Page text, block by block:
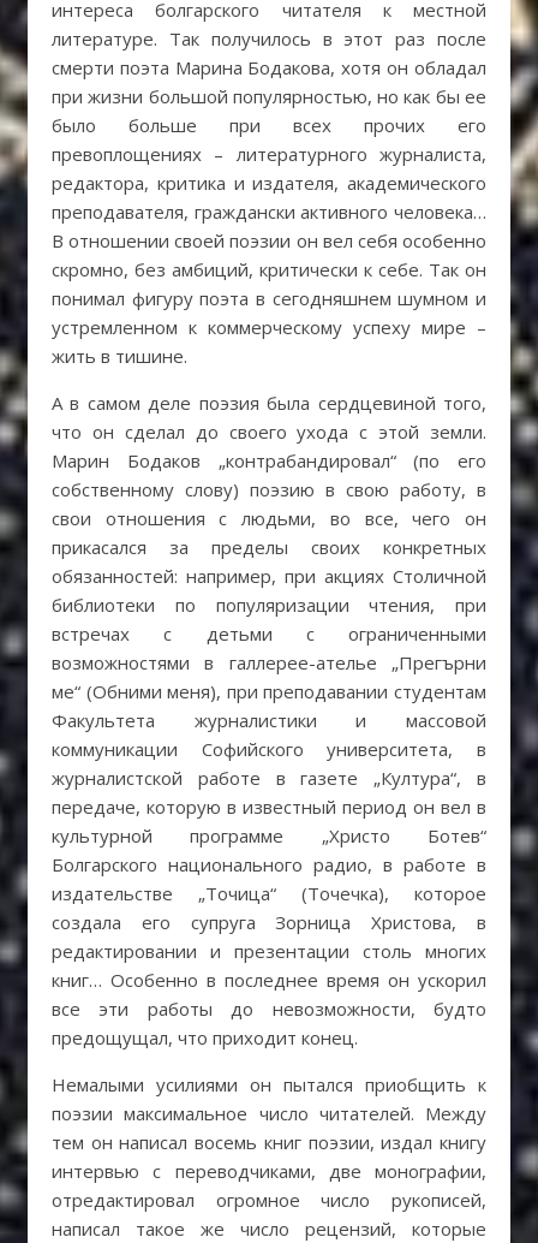
интереса болгарского читателя к местной
литературе. Так получилось в этот раз после
смерти поэта Марина Бодакова, хотя он обладал
при жизни большой популярностью, но как бы ее
было больше при всех прочих его
превоплощениях – литературного журналиста,
редактора, критика и издателя, академического
преподавателя, граждански активного человека…
В отношении своей поэзии он вел себя особенно
скромно, без амбиций, критически к себе. Так он
понимал фигуру поэта в сегодняшнем шумном и
устремленном к коммерческому успеху мире –
жить в тишине.
А в самом деле поэзия была сердцевиной того,
что он сделал до своего ухода с этой земли.
Марин Бодаков „контрабандировал“ (по его
собственному слову) поэзию в свою работу, в
свои отношения с людьми, во все, чего он
прикасался за пределы своих конкретных
обязанностей: например, при акциях Столичной
библиотеки по популяризации чтения, при
встречах с детьми с ограниченными
возможностями в галлерее-ателье „Прегърни
ме“ (Обними меня), при преподавании студентам
Факультета журналистики и массовой
коммуникации Софийского университета, в
журналистской работе в газете „Култура“, в
передаче, которую в известный период он вел в
культурной программе „Христо Ботев“
Болгарского национального радио, в работе в
издательстве „Точица“ (Точечка), которое
создала его супруга Зорница Христова, в
редактировании и презентации столь многих
книг… Особенно в последнее время он ускорил
все эти работы до невозможности, будто
предощущал, что приходит конец.
Немалыми усилиями он пытался приобщить к
поэзии максимальное число читателей. Между
тем он написал восемь книг поэзии, издал книгу
интервью с переводчиками, две монографии,
отредактировал огромное число рукописей,
написал такое же число рецензий, которые